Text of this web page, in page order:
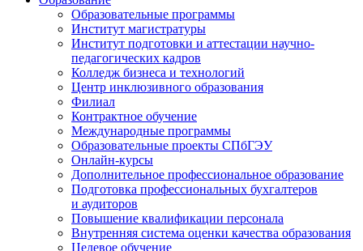
Образовательные программы
Институт магистратуры
Институт подготовки и аттестации научно-
педагогических кадров
Колледж бизнеса и технологий
Центр инклюзивного образования
Филиал
Контрактное обучение
Международные программы
Образовательные проекты СПбГЭУ
Онлайн-курсы
Дополнительное профессиональное образование
Подготовка профессиональных бухгалтеров
и аудиторов
Повышение квалификации персонала
Внутренняя система оценки качества образования
Целевое обучение